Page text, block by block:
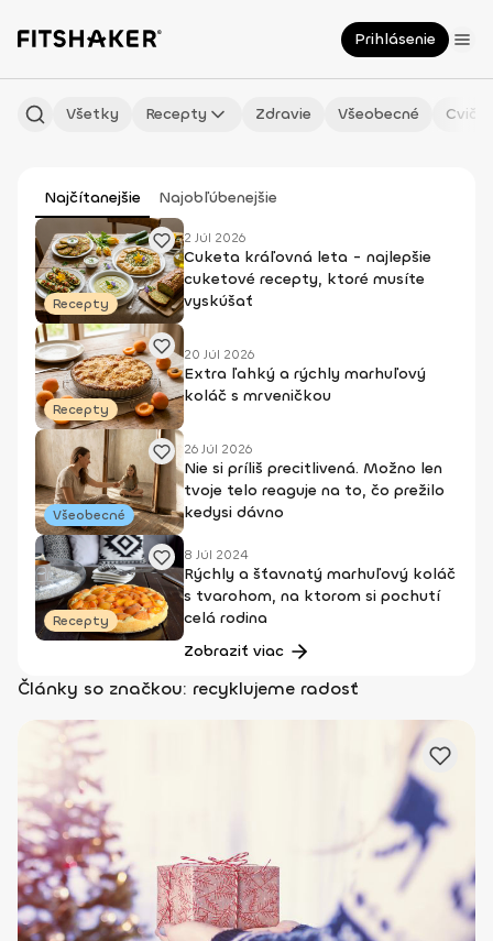
Prihlásenie
Všetky Recepty Zdravie Všeobecné
Najčítanejšie Najobľúbenejšie
Recepty
2 Júl 2026
Cuketa kráľovná leta - najlepšie
cuketové recepty, ktoré musíte
vyskúšať
Recepty
20 Júl 2026
Extra ľahký a rýchly marhuľový
koláč s mrveničkou
Všeobecné
26 Júl 2026
Nie si príliš precitlivená. Možno len
tvoje telo reaguje na to, čo prežilo
kedysi dávno
Recepty
8 Júl 2024
Rýchly a šťavnatý marhuľový koláč
s tvarohom, na ktorom si pochutí
celá rodina
Zobraziť viac
Články so značkou: recyklujeme radosť